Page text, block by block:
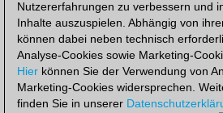
Nutzererfahrungen zu verbessern und
Inhalte auszuspielen. Abhängig von
können dabei neben technisch
Analyse-Cookies sowie Marketing-
Hier können Sie der Verwendung von
Marketing-Cookies widersprechen.
finden Sie in unserer